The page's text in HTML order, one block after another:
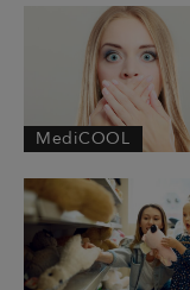
MediCOOL